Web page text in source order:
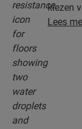
kiezen
Step.
Lees